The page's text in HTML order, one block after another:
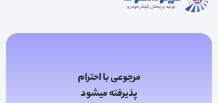
مرجوعی با احترام
پذیرفته میشود